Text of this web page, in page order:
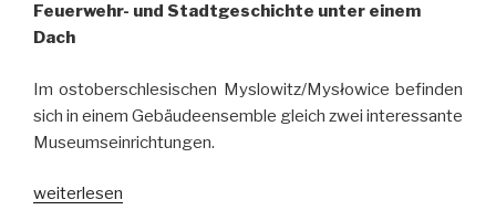
Feuerwehr- und Stadtgeschichte unter einem
Dach
Im ostoberschlesischen Myslowitz/Mysłowice befinden
sich in einem Gebäudeensemble gleich zwei interessante
Museumseinrichtungen.
„Myslowitzer
weiterlesen